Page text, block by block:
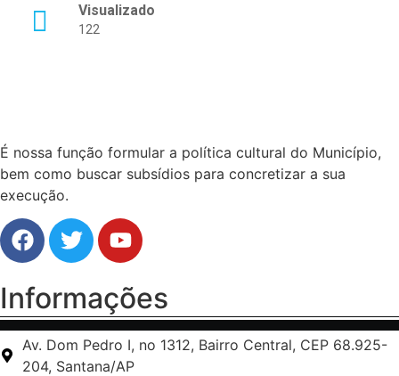
Visualizado
122
É nossa função formular a política cultural do Município,
bem como buscar subsídios para concretizar a sua
execução.
Informações
Av. Dom Pedro I, no 1312, Bairro Central, CEP 68.925-
204, Santana/AP